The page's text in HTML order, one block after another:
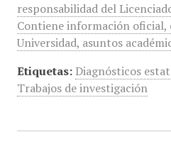
responsabilidad del
Contiene información oficial,
Universidad, asuntos
Etiquetas: Diagnósticos
Trabajos de investigación